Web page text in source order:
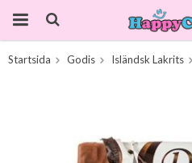
Startsida Godis Isländsk Lakrits